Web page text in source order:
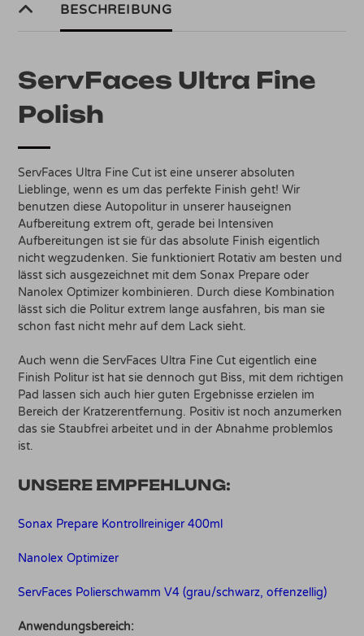
BESCHREIBUNG
ServFaces Ultra Fine
Polish
ServFaces Ultra Fine Cut ist eine unserer absoluten
Lieblinge, wenn es um das perfekte Finish geht! Wir
benutzen diese Autopolitur in unserer hauseignen
Aufbereitung extrem oft, gerade bei Intensiven
Aufbereitungen ist sie für das absolute Finish eigentlich
nicht wegzudenken. Sie funktioniert Rotativ am besten und
lässt sich ausgezeichnet mit dem Sonax Prepare oder
Nanolex Optimizer kombinieren. Durch diese Kombination
lässt sich die Politur extrem lange ausfahren, bis man sie
schon fast nicht mehr auf dem Lack sieht.
Auch wenn die ServFaces Ultra Fine Cut eigentlich eine
Finish Politur ist hat sie dennoch gut Biss, mit dem richtigen
Pad lassen sich auch hier guten Ergebnisse erzielen im
Bereich der Kratzerentfernung. Positiv ist noch anzumerken
das sie Staubfrei arbeitet und in der Abnahme problemlos
ist.
UNSERE EMPFEHLUNG:
Sonax Prepare Kontrollreiniger 400ml
Nanolex Optimizer
ServFaces Polierschwamm V4 (grau/schwarz, offenzellig)
Anwendungsbereich: